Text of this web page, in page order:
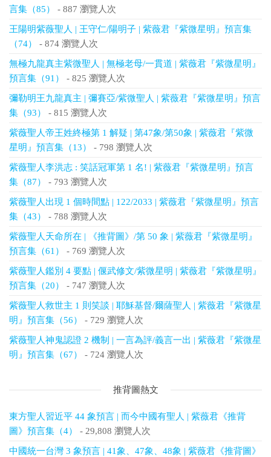
言集（85） - 887 瀏覽人次
王陽明紫薇聖人 | 王守仁/陽明子 | 紫薇君『紫微星明』預言集
（74）
- 874 瀏覽人次
無極九龍真主紫微聖人 | 無極老母/一貫道 | 紫薇君『紫微星明』
預言集（91）
- 825 瀏覽人次
彌勒明王九龍真主 | 彌賽亞/紫微聖人 | 紫薇君『紫微星明』預言
集（93）
- 815 瀏覽人次
紫薇聖人帝王姓終極第 1 解疑 | 第47象/第50象 | 紫薇君『紫微
星明』預言集（13）
- 798 瀏覽人次
紫薇聖人李洪志 : 笑話冠軍第 1 名! | 紫薇君『紫微星明』預言
集（87）
- 793 瀏覽人次
紫薇聖人出現 1 個時間點 | 122/2033 | 紫薇君『紫微星明』預言
集（43）
- 788 瀏覽人次
紫薇聖人天命所在 | 《推背圖》/第 50 象 | 紫薇君『紫微星明』
預言集（61）
- 769 瀏覽人次
紫薇聖人鑑別 4 要點 | 偃武修文/紫微星明 | 紫薇君『紫微星明』
預言集（20）
- 747 瀏覽人次
紫薇聖人救世主 1 則笑談 | 耶穌基督/爾薩聖人 | 紫薇君『紫微星
明』預言集（56）
- 729 瀏覽人次
紫薇聖人神鬼認證 2 機制 | 一言為評/義言一出 | 紫薇君『紫微星
明』預言集（67）
- 724 瀏覽人次
推背圖熱文
東方聖人習近平 44 象預言 | 而今中國有聖人 | 紫薇君《推背
圖》預言集（4）
- 29,808 瀏覽人次
中國統一台灣 3 象預言 | 41象、47象、48象 | 紫薇君《推背圖》